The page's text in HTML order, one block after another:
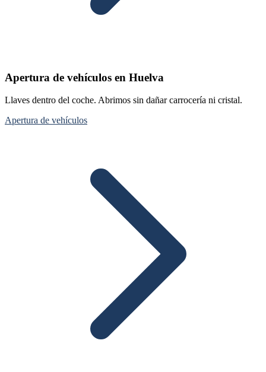
Apertura de vehículos en Huelva
Llaves dentro del coche. Abrimos sin dañar carrocería ni cristal.
Apertura de vehículos